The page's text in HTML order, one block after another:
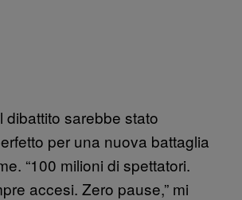
dibattito sarebbe stato
per una nuova battaglia
“100 milioni di spettatori.
accesi. Zero pause,” mi